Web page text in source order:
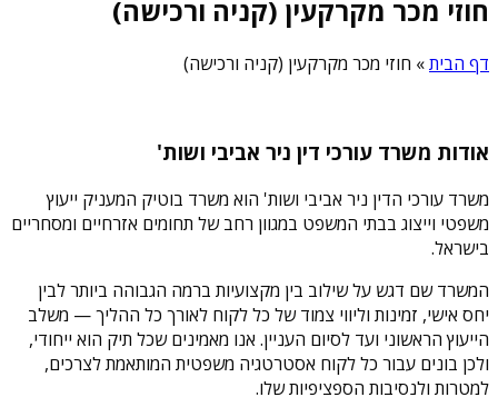
חוזי מכר מקרקעין (קניה ורכישה)
דף הבית» חוזי מכר מקרקעין (קניה ורכישה)
אודות משרד עורכי דין ניר אביבי ושות'
משרד עורכי הדין ניר אביבי ושות' הוא משרד בוטיק המעניק ייעוץ
משפטי וייצוג בבתי המשפט במגוון רחב של תחומים אזרחיים ומסחריים
בישראל.
המשרד שם דגש על שילוב בין מקצועיות ברמה הגבוהה ביותר לבין
יחס אישי, זמינות וליווי צמוד של כל לקוח לאורך כל ההליך — משלב
הייעוץ הראשוני ועד לסיום העניין. אנו מאמינים שכל תיק הוא ייחודי,
ולכן בונים עבור כל לקוח אסטרטגיה משפטית המותאמת לצרכים,
למטרות ולנסיבות הספציפיות שלו.